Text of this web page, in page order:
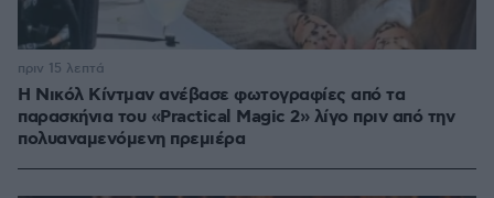
Η Νικόλ Κίντμαν ανέβασε φωτογραφίες από τα
παρασκήνια του «Practical Magic 2» λίγο πριν από την
πολυαναμενόμενη πρεμιέρα
πριν 15 λεπτά